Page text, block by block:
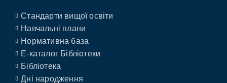
Стандарти вищої освіти
Навчальні плани
Нормативна база
E-каталог Бібліотеки
Бібліотека
Дні народження